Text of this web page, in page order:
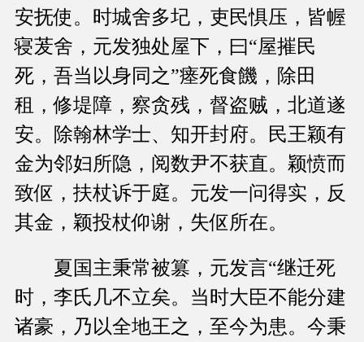
安抚使。时城舍多圮，吏民惧压，皆幄
寝茇舍，元发独处屋下，曰“屋摧民
死，吾当以身同之”瘗死食饑，除田
租，修堤障，察贪残，督盗贼，北道遂
安。除翰林学士、知开封府。民王颖有
金为邻妇所隐，阅数尹不获直。颖愤而
致伛，扶杖诉于庭。元发一问得实，反
其金，颖投杖仰谢，失伛所在。
夏国主秉常被篡，元发言“继迁死
时，李氏几不立矣。当时大臣不能分建
诸豪，乃以全地王之，至今为患。今秉